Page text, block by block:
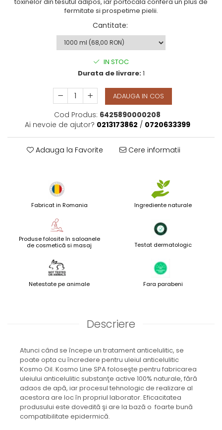
fermitate si prospetime pielii.
Cantitate:
IN STOC
Durata de livrare:1
ADAUGA IN COS
Cod Produs: 6425890000208
Ai nevoie de ajutor? 0213173862 / 0720633399
Adauga la Favorite Cere informatii
Fabricat in Romania Ingrediente naturale
Produse folosite în saloanele
de cosmetică si masaj
Testat dermatologic
Netestate pe animale Fara parabeni
Descriere
Atunci când se începe un tratament anticelulitic, se
poate opta cu încredere pentru uleiul anticelulitic
Kosmo Oil. Kosmo Line SPA foloseşte pentru fabricarea
uleiului anticelulitic substanţe active 100% naturale, fără
adaos de apă, iar procesul tehnologic de realizare al
acestora are loc în propriul laborator. Eficacitatea
produsului este dovedită şi are la bază o foarte bună
compatibilitate epidermică.